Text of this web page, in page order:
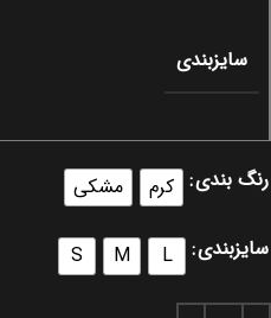
سایزبندی
رنگ بندی کرم مشکی
سایزبندی L
M
S